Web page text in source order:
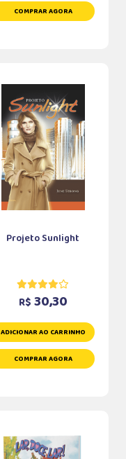
COMPRAR AGORA
Projeto Sunlight
R$ 30,30
ADICIONAR AO CARRINHO
COMPRAR AGORA